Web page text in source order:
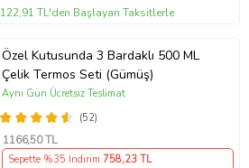
122,91 TL'den Başlayan Taksitlerle
Özel Kutusunda 3 Bardaklı 500 ML
Çelik Termos Seti (Gümüş)
(52)
Aynı Gün Ücretsiz Teslimat
1166,50 TL
Sepette %35 İndirim 758,23 TL